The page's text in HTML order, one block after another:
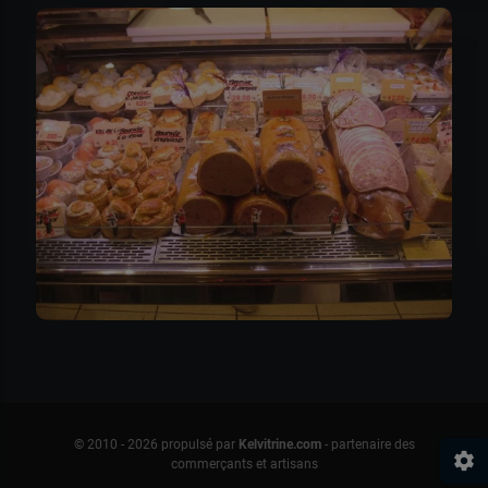
© 2010 - 2026 propulsé par Kelvitrine.com- partenaire des
commerçants et artisans
settings